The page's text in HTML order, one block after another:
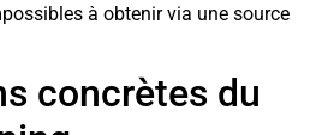
à obtenir via une source
concrètes du